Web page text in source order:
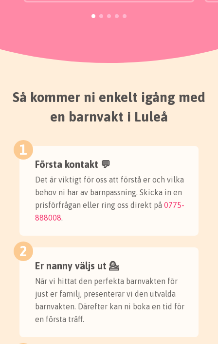
Så kommer ni enkelt igång med
en barnvakt i Luleå
1
Första kontakt 💬
Det är viktigt för oss att förstå er och vilka
behov ni har av barnpassning. Skicka in en
prisförfrågan eller ring oss direkt på 0775-
888008.
2
Er nanny väljs ut 💁
När vi hittat den perfekta barnvakten för
just er familj, presenterar vi den utvalda
barnvakten. Därefter kan ni boka en tid för
en första träff.